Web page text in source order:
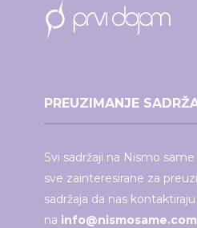
PREUZIMANJE
Svi sadržaji na Nismo
sve zainteresirane za
sadržaja da nas kontaktiraju
na info@nismosame.com